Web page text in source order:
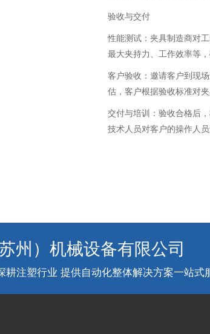
验收与交付
性能测试：夹具制造商对
最大夹持力、工作效率等
客户验收：邀请客户到现
估，客户根据验收标准对
交付与培训：验收合格后
技术人员对客户的操作人
州）机械设备有限公司
耕注塑行业 提供自动化整体解决方案一站式